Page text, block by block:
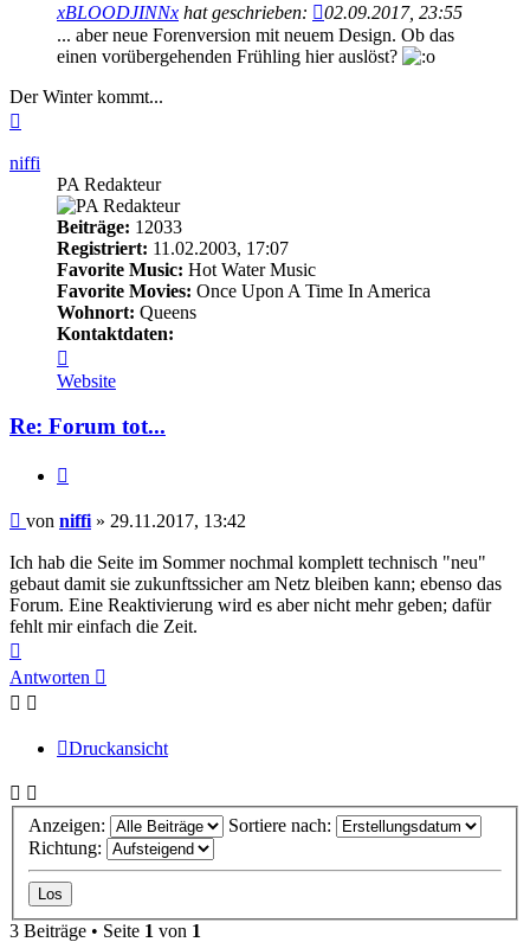
xBLOODJINNx hat geschrieben:
02.09.2017, 23:55
... aber neue Forenversion mit neuem Design. Ob das
einen vorübergehenden Frühling hier auslöst?
Der Winter kommt...
niffi
PA Redakteur
Beiträge: 12033
Registriert: 11.02.2003, 17:07
Favorite Music: Hot Water Music
Favorite Movies: Once Upon A Time In America
Wohnort: Queens
Kontaktdaten:
von
niffi
Website
Re: Forum tot...
Beitrag
von niffi » 29.11.2017, 13:42
Ich hab die Seite im Sommer nochmal komplett technisch "neu"
gebaut damit sie zukunftssicher am Netz bleiben kann; ebenso das
Forum. Eine Reaktivierung wird es aber nicht mehr geben; dafür
fehlt mir einfach die Zeit.
oben
Antworten
Druckansicht
Anzeigen:
Sortiere nach:
Richtung:
3 Beiträge • Seite 1 von 1